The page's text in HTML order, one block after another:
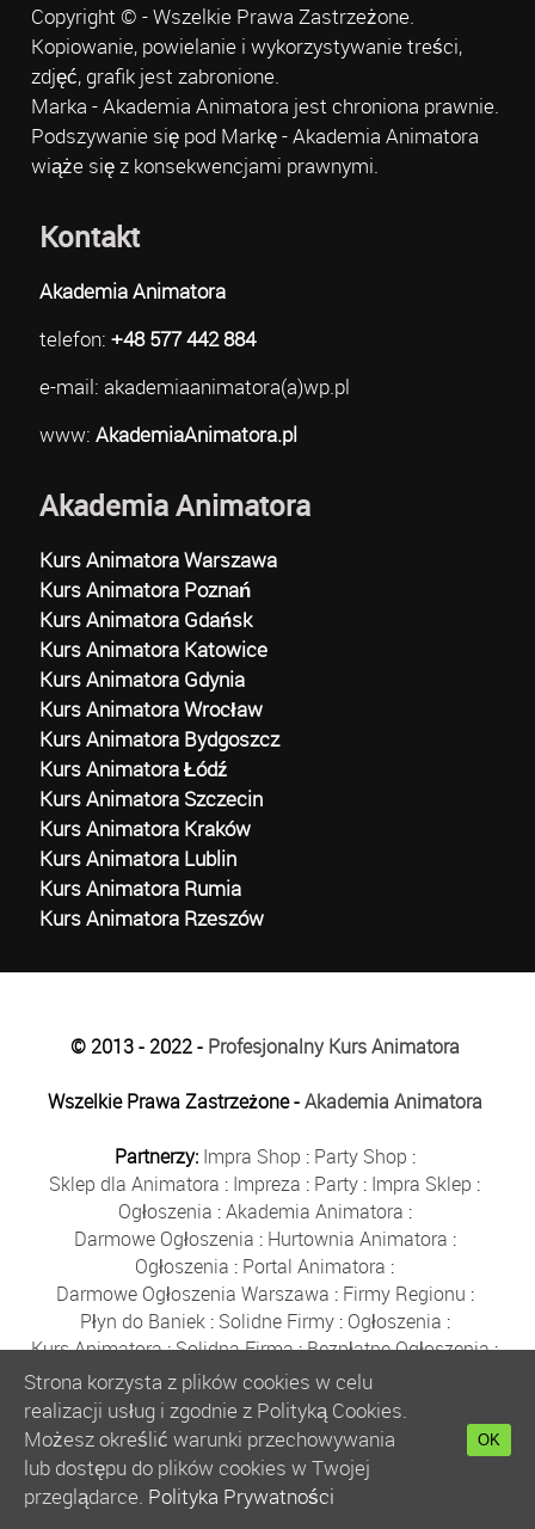
Copyright © - Wszelkie Prawa Zastrzeżone.
Kopiowanie, powielanie i wykorzystywanie treści,
zdjęć, grafik jest zabronione.
Marka - Akademia Animatora jest chroniona prawnie.
Podszywanie się pod Markę - Akademia Animatora
wiąże się z konsekwencjami prawnymi.
Kontakt
Akademia Animatora
telefon: +48 577 442 884
e-mail: akademiaanimatora(a)wp.pl
www: AkademiaAnimatora.pl
Akademia Animatora
Kurs Animatora Warszawa
Kurs Animatora Poznań
Kurs Animatora Gdańsk
Kurs Animatora Katowice
Kurs Animatora Gdynia
Kurs Animatora Wrocław
Kurs Animatora Bydgoszcz
Kurs Animatora Łódź
Kurs Animatora Szczecin
Kurs Animatora Kraków
Kurs Animatora Lublin
Kurs Animatora Rumia
Kurs Animatora Rzeszów
© 2013 - 2022 - Profesjonalny Kurs Animatora
Wszelkie Prawa Zastrzeżone -Akademia Animatora
Partnerzy: Impra Shop : Party Shop :
Sklep dla Animatora : Impreza : Party : Impra Sklep :
Ogłoszenia :Akademia Animatora :
Darmowe Ogłoszenia : Hurtownia Animatora :
Ogłoszenia : Portal Animatora :
Darmowe Ogłoszenia Warszawa : Firmy Regionu :
Płyn do Baniek: Solidne Firmy: Ogłoszenia :
Kurs Animatora:Solidna Firma:Bezpłatne Ogłoszenia:
Animator Czasu Wolnego:
Bezpłatne Ogłoszenia Warszawa:sklep animatora
Bańki Mydlane:Bezpłatne Ogłoszenia
Szkolenie Animatorów:Kurs Animatora
:
Kurs Animatora Warszawa :Rumia
Kurs Animatora Poznań:
Strona korzysta z plików cookies w celu
realizacji usług i zgodnie z Polityką Cookies.
Możesz określić warunki przechowywania
lub dostępu do plików cookies w Twojej
przeglądarce. Polityka Prywatności
OK